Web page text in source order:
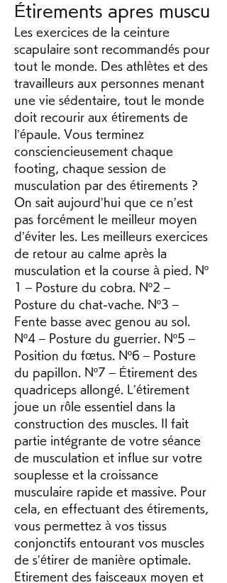
Étirements apres muscu
Les exercices de la ceinture
scapulaire sont recommandés pour
tout le monde. Des athlètes et des
travailleurs aux personnes menant
une vie sédentaire, tout le monde
doit recourir aux étirements de
l’épaule. Vous terminez
consciencieusement chaque
footing, chaque session de
musculation par des étirements ?
On sait aujourd’hui que ce n’est
pas forcément le meilleur moyen
d’éviter les. Les meilleurs exercices
de retour au calme après la
musculation et la course à pied. Nº
1 – Posture du cobra. Nº2 –
Posture du chat-vache. Nº3 –
Fente basse avec genou au sol.
Nº4 – Posture du guerrier. Nº5 –
Position du fœtus. Nº6 – Posture
du papillon. Nº7 – Étirement des
quadriceps allongé. L’étirement
joue un rôle essentiel dans la
construction des muscles. Il fait
partie intégrante de votre séance
de musculation et influe sur votre
souplesse et la croissance
musculaire rapide et massive. Pour
cela, en effectuant des étirements,
vous permettez à vos tissus
conjonctifs entourant vos muscles
de s’étirer de manière optimale.
Etirement des faisceaux moyen et